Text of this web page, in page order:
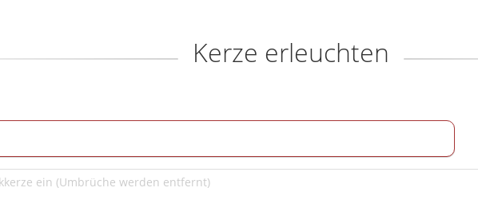
Kerze erleuchten